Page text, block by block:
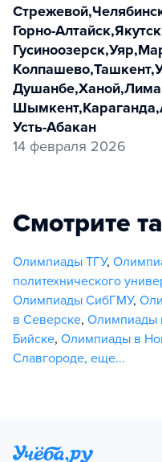
Стрежевой,
Горно-Алтайск,Якутск
Гусиноозерск,Уяр,
Колпашево,Ташкент,
Душанбе,Ханой,Лима
Шымкент,Караганда,
Усть-Абакан
14 февраля 2026
Смотрите
Олимпиады ТГУ,
политехнического
Олимпиады СибГМУ,
в Северске, Олимпиады
Бийске, Олимпиады в
Славгороде, еще...